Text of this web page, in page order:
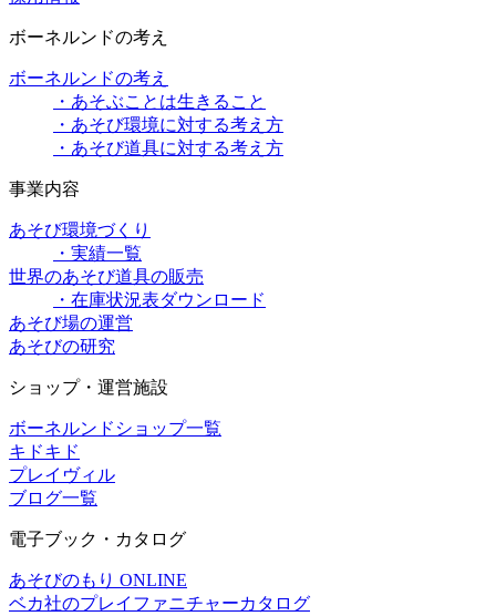
ボーネルンドの考え
ボーネルンドの考え
・あそぶことは生きること
・あそび環境に対する考え方
・あそび道具に対する考え方
事業内容
あそび環境づくり
・実績一覧
世界のあそび道具の販売
・在庫状況表ダウンロード
あそび場の運営
あそびの研究
ショップ・運営施設
ボーネルンドショップ一覧
キドキド
プレイヴィル
ブログ一覧
電子ブック・カタログ
あそびのもり ONLINE
ベカ社のプレイファニチャーカタログ